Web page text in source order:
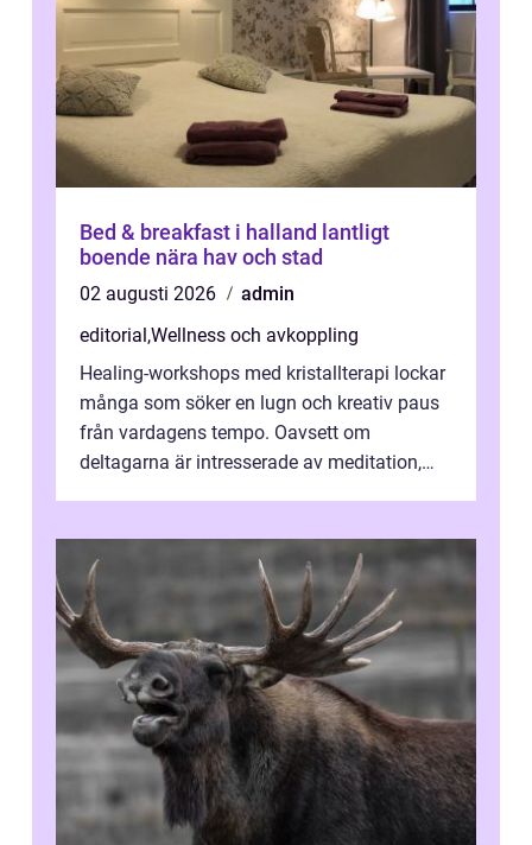
Bed & breakfast i halland lantligt
boende nära hav och stad
02 augusti 2026
admin
editorial,Wellness och avkoppling
Healing-workshops med kristallterapi lockar
många som söker en lugn och kreativ paus
från vardagens tempo. Oavsett om
deltagarna är intresserade av meditation,